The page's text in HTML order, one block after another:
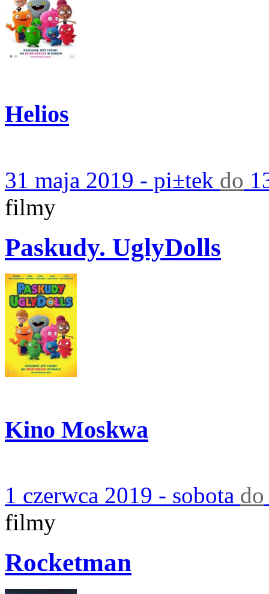
Helios
31 maja 2019 - pi±tek do
filmy
Paskudy. UglyDolls
Kino Moskwa
1 czerwca 2019 - sobota do
filmy
Rocketman